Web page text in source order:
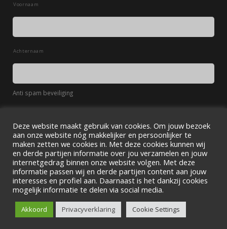
Voornaam
Achternaam
Anti spam beveiliging
AANMELDEN
Privacyverklaring
door Creative Work
Deze website maakt gebruik van cookies. Om jouw bezoek
aan onze website nóg makkelijker en persoonlijker te
maken zetten we cookies in. Met deze cookies kunnen wij
en derde partijen informatie over jou verzamelen en jouw
internetgedrag binnen onze website volgen. Met deze
informatie passen wij en derde partijen content aan jouw
interesses en profiel aan. Daarnaast is het dankzij cookies
mogelijk informatie te delen via social media.
Akkoord Privacyverklaring Cookie Settings